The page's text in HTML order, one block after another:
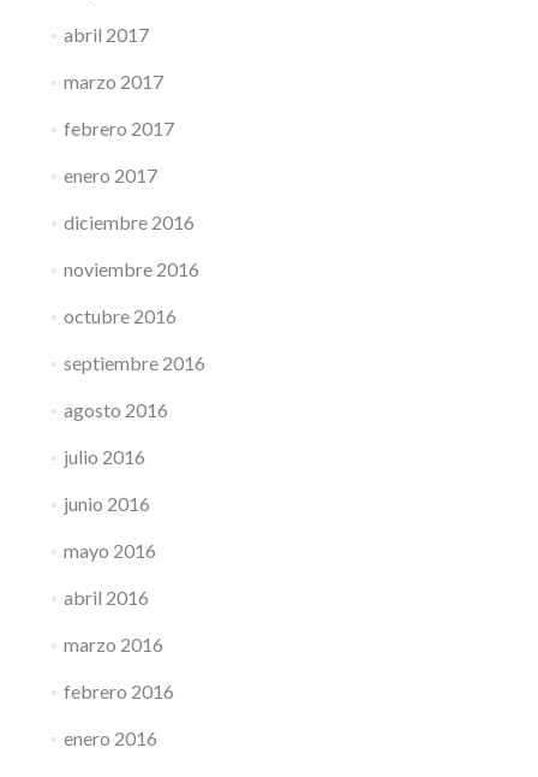
abril 2017
marzo 2017
febrero 2017
enero 2017
diciembre 2016
noviembre 2016
octubre 2016
septiembre 2016
agosto 2016
julio 2016
junio 2016
mayo 2016
abril 2016
marzo 2016
febrero 2016
enero 2016